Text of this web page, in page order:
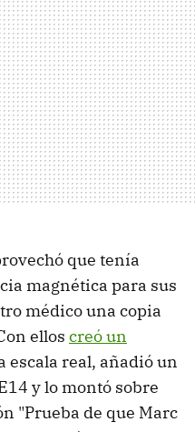
que tenía
magnética para sus
médico una copia
ellos creó un
escala real, añadió un
y lo montó sobre
"Prueba de que Marc